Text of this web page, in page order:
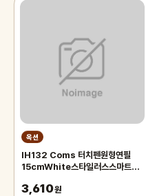
옥션
IH132 Coms 터치펜원형연필
15cmWhite스타일러스스마트폰
3,610원